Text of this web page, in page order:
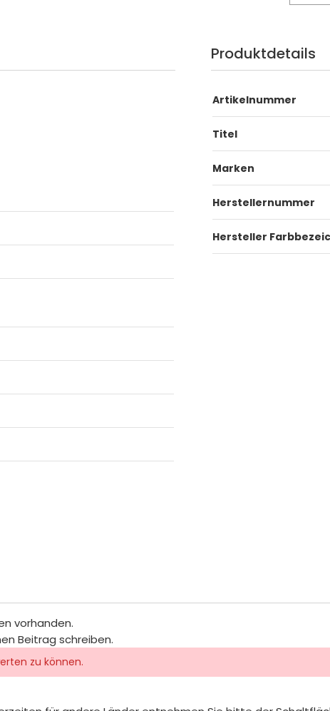
Produktdetails
Artikelnummer
Titel
Marken
Herstellernummer
Hersteller
vorhanden.
Beitrag schreiben.
zu können.